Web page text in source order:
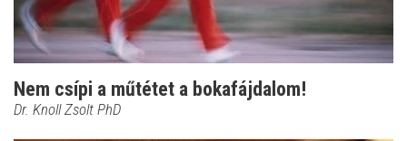
Nem csípi a műtétet a bokafájdalom!
Dr. Knoll Zsolt PhD